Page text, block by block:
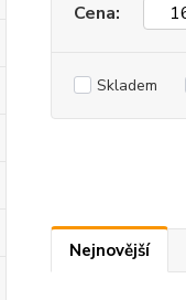
Cena:
Skladem
Nejnovější